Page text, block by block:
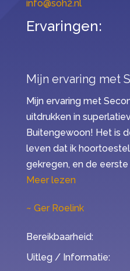
info@soh2.nl
Ervaringen:
Mijn ervaring met
Mijn ervaring met
uitdrukken in
Buitengewoon! Het is
leven dat ik
gekregen, en de
Meer lezen“Mijn
Ger Roelink
Bereikbaarheid:
Uitleg / Informatie: